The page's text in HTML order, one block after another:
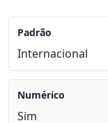
Padrão
Internacional
Numérico
Sim